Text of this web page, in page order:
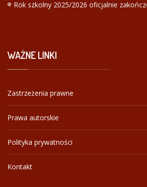
Rok szkolny 2025/2026 oficjalnie
WAŻNELINKI
Zastrzeżenia prawne
Prawa autorskie
Polityka prywatności
Kontakt